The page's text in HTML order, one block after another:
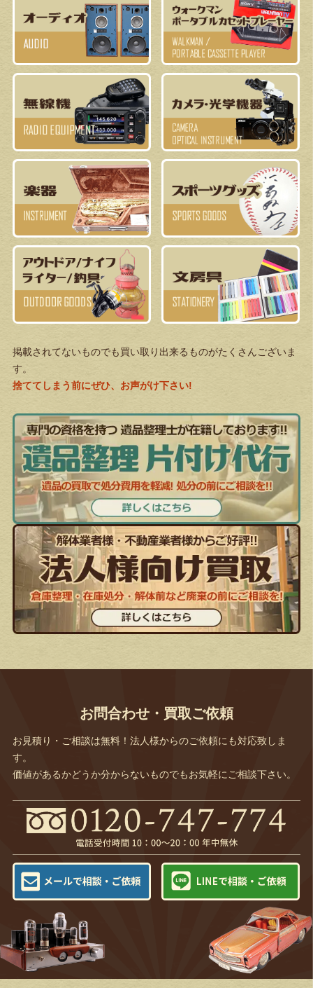
掲載されてないものでも買い取り出来るものがたくさんございま
す。
捨ててしまう前にぜひ、お声がけ下さい!
お問合わせ・買取ご依頼
お見積り・ご相談は無料！法人様からのご依頼にも対応致しま
す。
価値があるかどうか分からないものでもお気軽にご相談下さい。